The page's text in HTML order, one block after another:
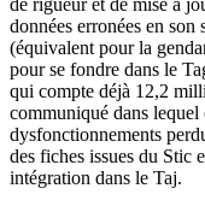
données erronées en
(équivalent pour la
pour se fondre dans le
qui compte déjà 12,2
communiqué dans lequel
dysfonctionnements
des fiches issues du Stic
intégration dans le Taj.